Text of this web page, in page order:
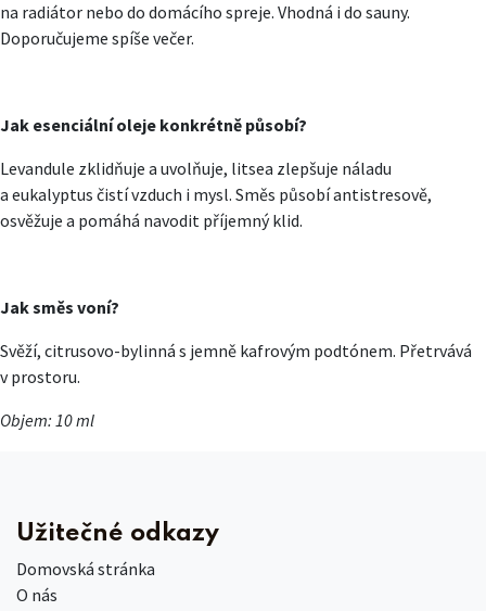
na radiátor nebo do domácího spreje. Vhodná i do sauny.
Doporučujeme spíše večer.
Jak esenciální oleje konkrétně působí?
Levandule zklidňuje a uvolňuje, litsea zlepšuje náladu
a eukalyptus čistí vzduch i mysl. Směs působí antistresově,
osvěžuje a pomáhá navodit příjemný klid.
Jak směs voní?
Svěží, citrusovo-bylinná s jemně kafrovým podtónem. Přetrvává
v prostoru.
Objem: 10 ml
Užitečné odkazy
Domovská stránka
O nás